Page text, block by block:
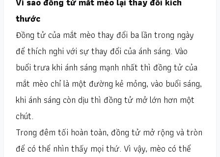
thước
Đồng tử của mắt mèo thay đổi ba lần trong ngày
để thích nghi với sự thay đổi của ánh sáng. Vào
buổi trưa khi ánh sáng mạnh nhất thì đồng tử của
mắt mèo chỉ là một đường kẻ mỏng, vào buổi sáng,
khi ánh sáng còn dịu thì đồng tử mở lớn hơn một
chút.
Trong đêm tối hoàn toàn, đồng tử mở rộng và tròn
để có thể nhìn thấy mọi thứ. Vì vậy, mèo có thể